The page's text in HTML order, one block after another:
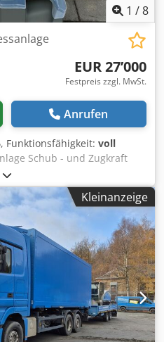
1 /8
EUR 27’000
Festpreis zzgl. MwSt.
Anrufen
, Funktionsfähigkeit: voll
Schub - und Zugkraft
Hydraulikstation 50m
200mm ohne Ortungsgerät
kein Kleinanzeige